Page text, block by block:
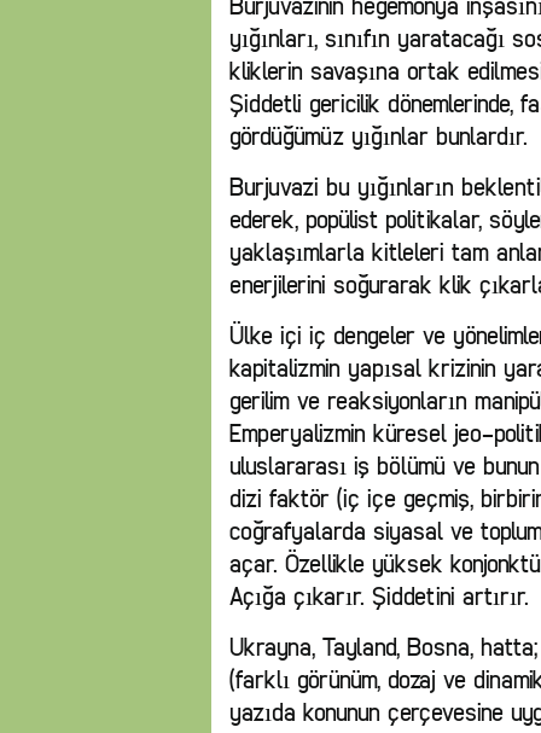
yığınları, sınıfın yaratacağı
kliklerin savaşına ortak
Şiddetli gericilik dönemlerinde,
gördüğümüz yığınlar bunlardır.
Burjuvazi bu yığınların
ederek, popülist politikalar,
yaklaşımlarla kitleleri tam
enerjilerini soğurarak klik
Ülke içi iç dengeler ve
kapitalizmin yapısal krizinin
gerilim ve reaksiyonların
Emperyalizmin küresel jeo-
uluslararası iş bölümü ve
dizi faktör (iç içe geçmiş,
coğrafyalarda siyasal ve
açar. Özellikle yüksek
Açığa çıkarır. Şiddetini artırır.
Ukrayna, Tayland, Bosna,
(farklı görünüm, dozaj ve
yazıda konunun çerçevesine